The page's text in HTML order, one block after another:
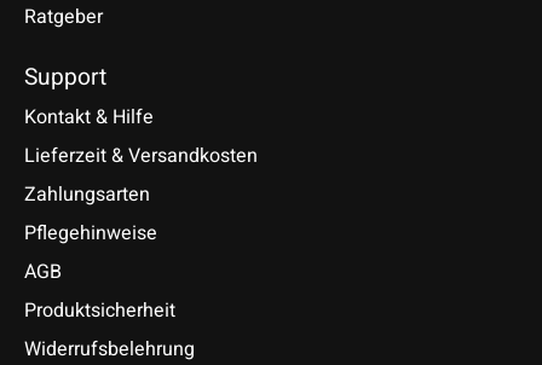
Ratgeber
Support
Kontakt & Hilfe
Lieferzeit & Versandkosten
Zahlungsarten
Pflegehinweise
AGB
Produktsicherheit
Widerrufsbelehrung